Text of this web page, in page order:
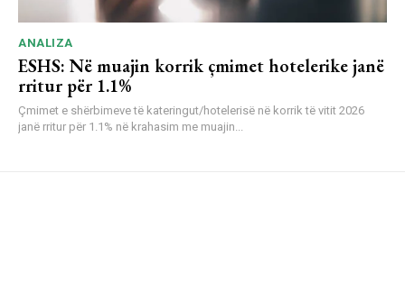
ANALIZA
ESHS: Në muajin korrik çmimet hotelerike janë
rritur për 1.1%
Çmimet e shërbimeve të kateringut/hotelerisë në korrik të vitit 2026
janë rritur për 1.1% në krahasim me muajin...